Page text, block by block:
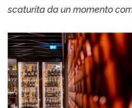
scaturita da un momento